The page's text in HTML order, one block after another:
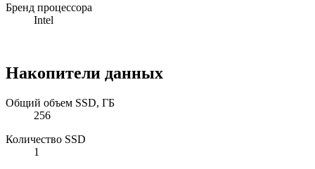
Бренд процессора
Intel
Накопители данных
Общий объем SSD, ГБ
256
Количество SSD
1